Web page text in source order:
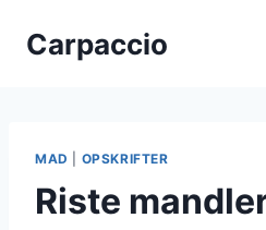
Carpaccio
MAD OPSKRIFTER
Riste